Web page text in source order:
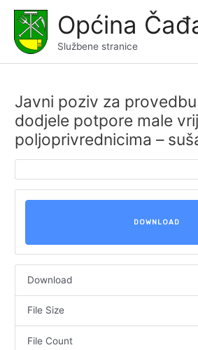
content
Općina
Službene stranice
Javni poziv za
dodjele potpore male
poljoprivrednicima –
DOWNLOAD
Download
File Size
File Count